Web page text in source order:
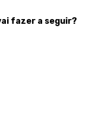
fazer a seguir?